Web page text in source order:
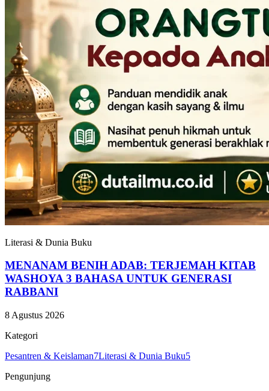
Literasi & Dunia Buku
MENANAM BENIH ADAB: TERJEMAH KITAB
WASHOYA 3 BAHASA UNTUK GENERASI
RABBANI
8 Agustus 2026
Kategori
Pesantren & Keislaman7Literasi & Dunia Buku5
Pengunjung